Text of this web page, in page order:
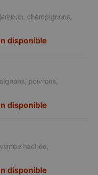
champignons,
disponible
poivrons,
disponible
hachée,
disponible